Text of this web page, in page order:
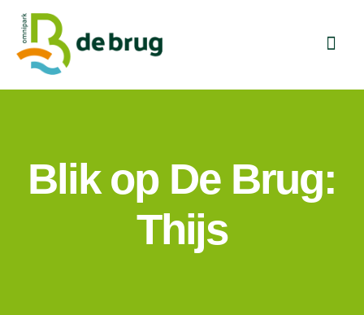
naar
inhoud
Home
Organisatie
Nieuws
Blik op De Brug:
Thijs